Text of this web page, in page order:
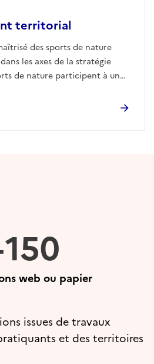
territorial
des sports de nature
les axes de la stratégie
de nature participent à une
web ou papier
issues de travaux
et des territoires